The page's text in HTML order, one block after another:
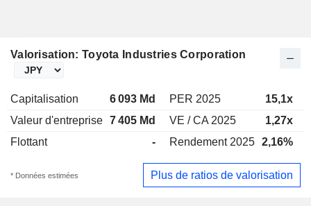
Valorisation: Toyota Industries Corporation
Capitalisation 6 093 Md PER 2025 15,1x
Valeur d'entreprise 7 405 Md VE / CA 2025 1,27x
Flottant
- Rendement 2025 2,16%
* Données estimées Plus de ratios de valorisation